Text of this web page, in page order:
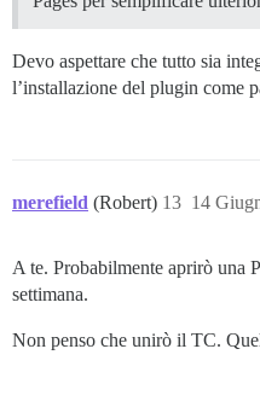
Devo aspettare che tutto sia
l’installazione del plugin come
merefield (Robert) 14
13
A te. Probabilmente aprirò una
settimana.
Non penso che unirò il TC.